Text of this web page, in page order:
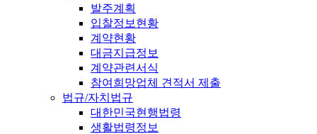
발주계획
입찰정보현황
계약현황
대금지급정보
계약관련서식
참여희망업체 견적서 제출
법규/자치법규
대한민국현행법령
생활법령정보